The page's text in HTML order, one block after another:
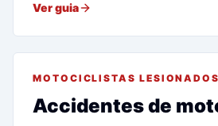
Ver guia
MOTOCICLISTAS LESIONADOS
Accidentes de